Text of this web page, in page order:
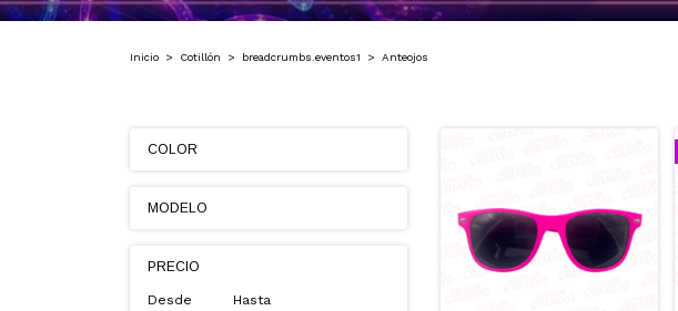
Inicio > Cotillón > breadcrumbs.eventos1 > Anteojos
COLOR
MODELO
PRECIO
Desde Hasta